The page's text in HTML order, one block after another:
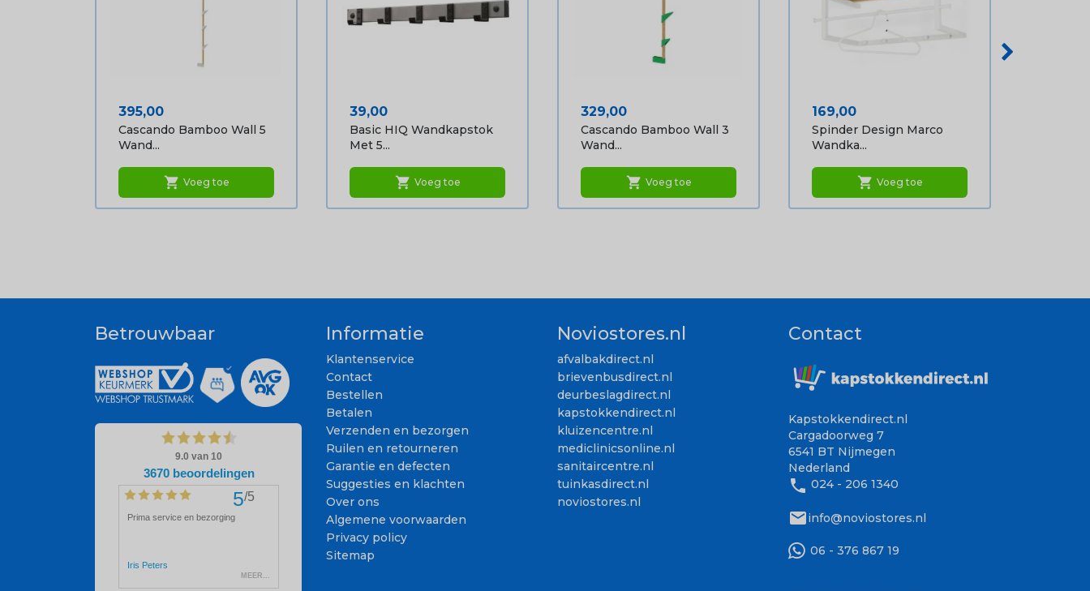
Prijs
395,00
Cascando Bamboo Wall 5
Wand...
shopping_cart Voeg toe
Prijs
39,00
Basic HIQ Wandkapstok
Met 5...
shopping_cart Voeg toe
Prijs
329,00
Cascando Bamboo Wall 3
Wand...
shopping_cart Voeg toe
Prijs
169,00
Spinder Design Marco
Wandka...
shopping_cart Voeg toe
Betrouwbaar Informatie
Klantenservice
Contact
Bestellen
Betalen
Verzenden en bezorgen
Ruilen en retourneren
Garantie en defecten
Suggesties en klachten
Over ons
Algemene voorwaarden
Privacy policy
Sitemap
Noviostores.nl
afvalbakdirect.nl
brievenbusdirect.nl
deurbeslagdirect.nl
kapstokkendirect.nl
kluizencentre.nl
mediclinicsonline.nl
sanitaircentre.nl
tuinkasdirect.nl
noviostores.nl
Contact
Kapstokkendirect.nl
Cargadoorweg 7
6541 BT Nijmegen
Nederland
phone 024 - 206 1340
mailinfo@noviostores.nl
06 - 376 867 19